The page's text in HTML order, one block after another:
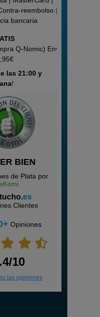
reembolso |
bancaria
Q-Nomic) Envío
las 21:00 y
!
BIEN
de Plata por
es
Clientes
Opiniones
10
las opiniones